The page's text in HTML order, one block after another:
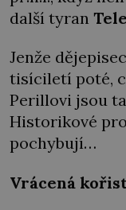
další tyran
Jenže
tisíciletí poté,
Perillovi jsou
Historikové
pochybují…
Vrácená